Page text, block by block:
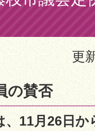
更
の賛否
、11月26日